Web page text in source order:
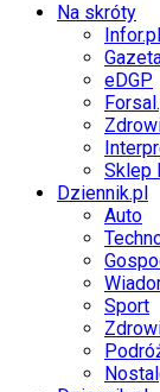
Na skróty
Infor.pl
eDGP
Sklep
Dziennik.pl
Auto
Sport